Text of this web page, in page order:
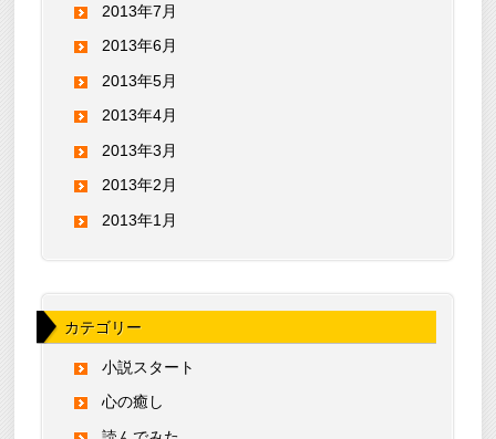
2013年7月
2013年6月
2013年5月
2013年4月
2013年3月
2013年2月
2013年1月
カテゴリー
小説スタート
心の癒し